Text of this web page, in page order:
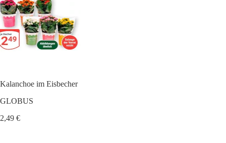
Kalanchoe im Eisbecher
GLOBUS
2,49 €